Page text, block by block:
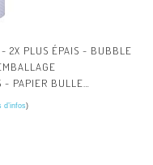
2X PLUS ÉPAIS - BUBBLE
- PAPIER BULLE
d’infos)